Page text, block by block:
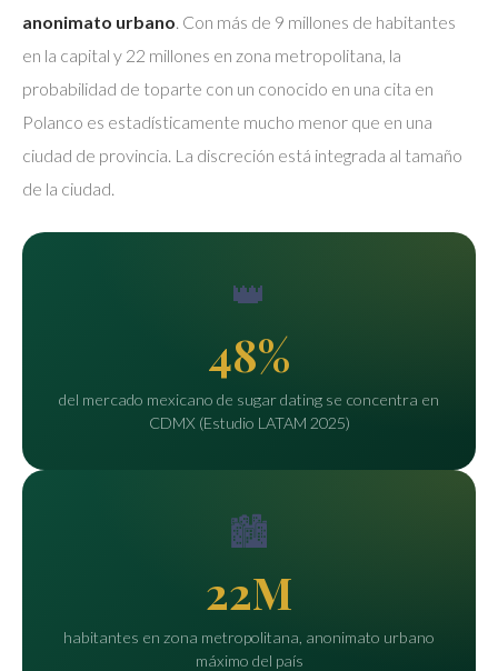
anonimato urbano. Con más de 9 millones de habitantes
en la capital y 22 millones en zona metropolitana, la
probabilidad de toparte con un conocido en una cita en
Polanco es estadísticamente mucho menor que en una
ciudad de provincia. La discreción está integrada al tamaño
de la ciudad.
👑
48%
del mercado mexicano de sugar dating se concentra en
CDMX (Estudio LATAM 2025)
🏙️
22M
habitantes en zona metropolitana, anonimato urbano
máximo del país